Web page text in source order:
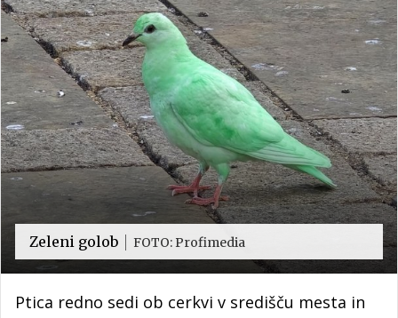
Zeleni golob FOTO: Profimedia
Ptica redno sedi ob cerkvi v središču mesta in